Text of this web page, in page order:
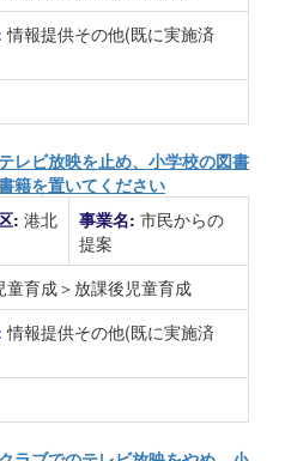
情報提供その他(既に実施済
レビ放映を止め、小学校の図書
籍を置いてください
: 港北
事業名: 市民からの
提案
童育成＞放課後児童育成
情報提供その他(既に実施済